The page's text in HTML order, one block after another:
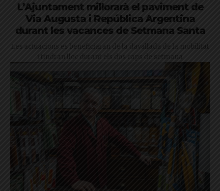
L’Ajuntament millorarà el paviment de
Via Augusta i República Argentina
durant les vacances de Setmana Santa
Les actuacions es beneficiaran de la davallada de la mobilitat
i tindran lloc durant els dos caps de setmana